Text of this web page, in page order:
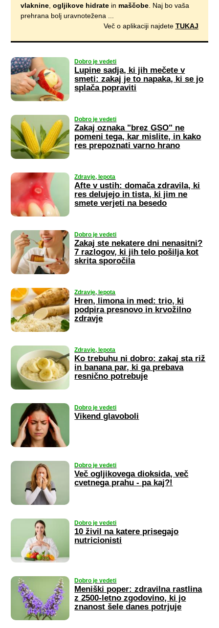
vlaknine ,ogljikove hidrate in maščobe . Naj bo vaša
prehrana bolj uravnotežena ...
Več o aplikaciji najdete TUKAJ
Dobro je vedeti
Lupine sadja, ki jih mečete v
smeti: zakaj je to napaka, ki se jo
splača popraviti
Dobro je vedeti
Zakaj oznaka "brez GSO" ne
pomeni tega, kar mislite, in kako
res prepoznati varno hrano
Zdravje, lepota
Afte v ustih: domača zdravila, ki
res delujejo in tista, ki jim ne
smete verjeti na besedo
Dobro je vedeti
Zakaj ste nekatere dni nenasitni?
7 razlogov, ki jih telo pošilja kot
skrita sporočila
Zdravje, lepota
Hren, limona in med: trio, ki
podpira presnovo in krvožilno
zdravje
Zdravje, lepota
Ko trebuhu ni dobro: zakaj sta riž
in banana par, ki ga prebava
resnično potrebuje
Dobro je vedeti
Vikend glavoboli
Dobro je vedeti
Več ogljikovega dioksida, več
cvetnega prahu - pa kaj?!
Dobro je vedeti
10 živil na katere prisegajo
nutricionisti
Dobro je vedeti
Meniški poper: zdravilna rastlina
z 2500-letno zgodovino, ki jo
znanost šele danes potrjuje